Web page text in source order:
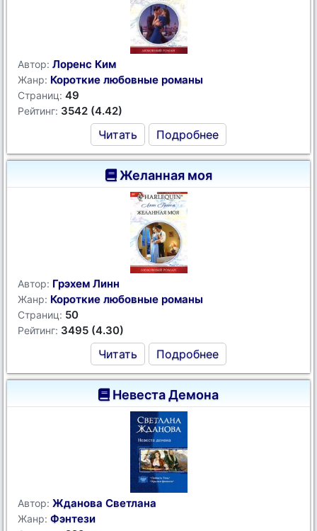
Автор: Лоренс Ким
Жанр: Короткие любовные романы
Страниц: 49
Рейтинг: 3542 (4.42)
Читать Подробнее
Желанная моя
Автор: Грэхем Линн
Жанр: Короткие любовные романы
Страниц: 50
Рейтинг: 3495 (4.30)
Читать Подробнее
Невеста Демона
Автор: Жданова Светлана
Жанр: Фэнтези